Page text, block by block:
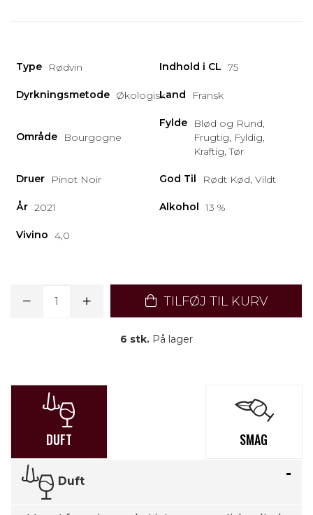
Type Rødvin Indhold i CL 75
Dyrkningsmetode ØkologiskLand Fransk
Område Bourgogne
Fylde
Blød og Rund,
Frugtig, Fyldig,
Kraftig, Tør
Druer Pinot Noir God Til Rødt Kød, Vildt
År 2021 Alkohol 13 %
Vivino 4,0
TILFØJ TIL KURV
6 stk. På lager
DUFT SMAG
Duft